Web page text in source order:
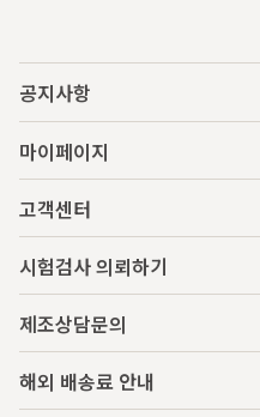
공지사항
마이페이지
고객센터
시험검사 의뢰하기
제조상담문의
해외 배송료 안내